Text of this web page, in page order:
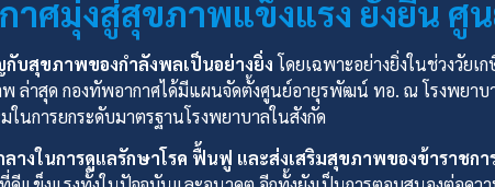
าศมุ่งสู่สุขภาพแข็งแรง ยั่งยืน
บสุขภาพของกำลังพลเป็นอย่างยิ่ง โดยเฉพาะอย่างยิ่งในช่วงวั
ล่าสุด กองทัพอากาศได้มีแผนจัดตั้งศูนย์อายุรพัฒน์ ทอ. ณ โรงพยา
ในการยกระดับมาตรฐานโรงพยาบาลในสังกัด
งในการดูแลรักษาโรค ฟื้นฟู และส่งเสริมสุขภาพของข้าราชกา